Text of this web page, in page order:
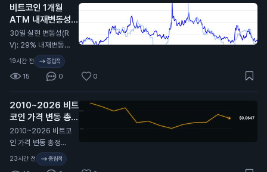
지. 무슨 뜻인지 알
지…
비트코인 1개월
ATM 내재변동성
(IV): 32%
N
30일 실현 변동성(R
V): 29% 내재변동성
이 실현 대비 2.4포인
트 높게 형성돼 있고,
지난 2년 기준 대략 4
6퍼센타일 구간. 극단
적이진 않지만 옵션
시장은 여전히 최근
비트코인이 보여준 것
보다 더 큰 움직임을
프라이싱 중. 여기서
실현 변동성이 따라
19시간 전 중립적
15 0 0
2010~2026 비트
코인 가격 변동 총정
리 🫡
N
2010~2026 비트코
인 가격 변동 총정리
🫡
23시간 전 중립적